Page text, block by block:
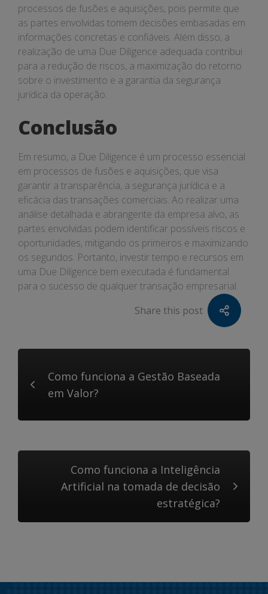
processos de fusões e aquisições, pois permite que
as partes envolvidas tomem decisões embasadas em
informações concretas e confiáveis. Além disso, a
realização de uma Due Diligence adequada contribui
para a redução de riscos, a maximização do retorno
sobre o investimento e a garantia da segurança
jurídica da operação.
Conclusão
Em resumo, a Due Diligence é um processo essencial
em processos de fusões e aquisições, que visa
garantir a transparência, a segurança jurídica e a
eficácia das transações comerciais. Ao realizar uma
análise detalhada e abrangente da empresa alvo, as
partes envolvidas podem identificar possíveis riscos e
oportunidades, mitigando os primeiros e maximizando
os segundos. Portanto, investir tempo e recursos em
uma Due Diligence bem executada é fundamental
para o sucesso de qualquer transação empresarial.
Share this post
Como funciona a Gestão Baseada
em Valor?
Como funciona a Inteligência
Artificial na tomada de decisão
estratégica?